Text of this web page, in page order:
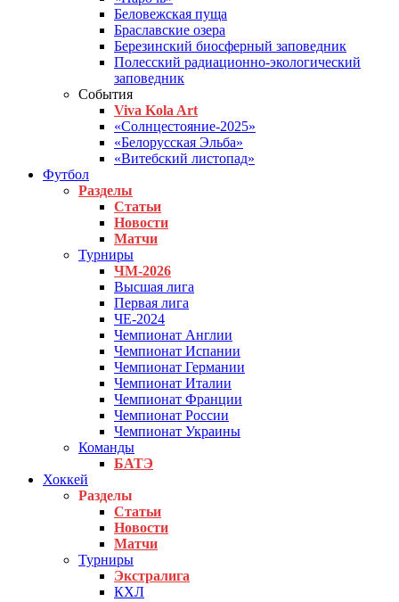
Беловежская пуща
Браславские озера
Березинский биосферный заповедник
Полесский радиационно-экологический
заповедник
События
Viva Kola Art
«Солнцестояние-2025»
«Белорусская Эльба»
«Витебский листопад»
Футбол
Разделы
Статьи
Новости
Матчи
Турниры
ЧМ-2026
Высшая лига
Первая лига
ЧЕ-2024
Чемпионат Англии
Чемпионат Испании
Чемпионат Германии
Чемпионат Италии
Чемпионат Франции
Чемпионат России
Чемпионат Украины
Команды
БАТЭ
Хоккей
Разделы
Статьи
Новости
Матчи
Турниры
Экстралига
КХЛ